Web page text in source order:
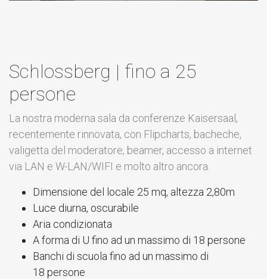
Schlossberg | fino a 25
persone
La nostra moderna sala da conferenze Kaisersaal,
recentemente rinnovata, con Flipcharts, bacheche,
valigetta del moderatore, beamer, accesso a internet
via LAN e W-LAN/WIFI e molto altro ancora.
Dimensione del locale 25 mq, altezza 2,80m
Luce diurna, oscurabile
Aria condizionata
A forma di U fino ad un massimo di 18 persone
Banchi di scuola fino ad un massimo di
18 persone